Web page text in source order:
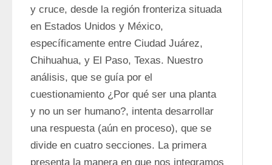
y cruce, desde la región fronteriza situada
en Estados Unidos y México,
específicamente entre Ciudad Juárez,
Chi­huahua, y El Paso, Texas. Nuestro
análisis, que se guía por el
cuestionamiento ¿Por qué ser una planta
y no un ser humano?, intenta desarrollar
una respuesta (aún en proceso), que se
divide en cuatro secciones. La primera
presenta la manera en que nos integra­mos